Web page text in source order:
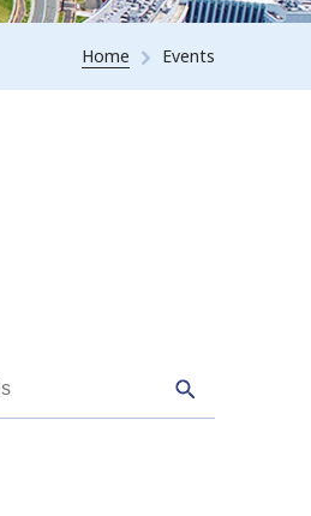
Home Events